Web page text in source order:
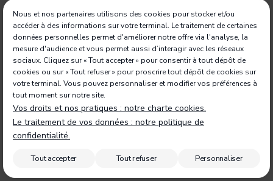
Nous et nos partenaires utilisons des cookies pour stocker et/ou
accéder à des informations sur votre terminal. Le traitement de certaines
données personnelles permet d'améliorer notre offre via l'analyse, la
mesure d'audience et vous permet aussi d’interagir avec les réseaux
sociaux. Cliquez sur « Tout accepter » pour consentir à tout dépôt de
cookies ou sur « Tout refuser » pour proscrire tout dépôt de cookies sur
votre terminal. Vous pouvez personnaliser et modifier vos préférences à
tout moment sur notre site.
Vos droits et nos pratiques : notre charte cookies.
Le traitement de vos données : notre politique de
confidentialité.
Tout accepter Tout refuser Personnaliser